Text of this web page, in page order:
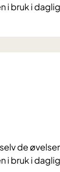
i bruk i
de
i bruk i